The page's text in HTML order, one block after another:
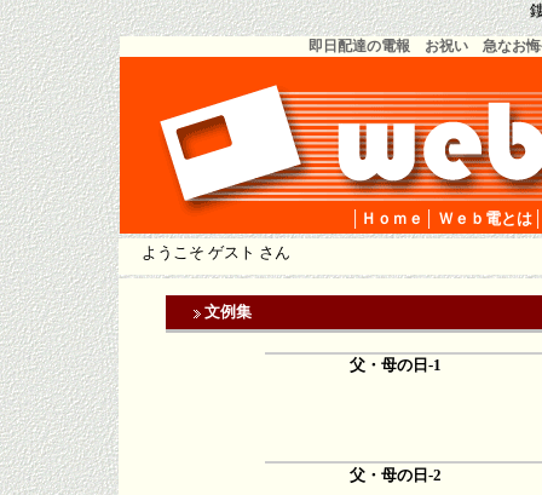
即日配達の電報 お祝い 急なお悔
│Ｈｏｍｅ Ｗｅｂ電とは
ようこそ ゲスト さん
文例集
父・母の日-1
父・母の日-2